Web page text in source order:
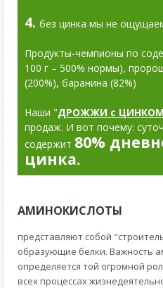
4. без цинка мы не
Продукты-чемпионы по
100 г – 500% нормы),
(200%), баранина (82%)
Наши "ДРОЖЖИ с ЦИНКОМ
продаж. И вот почему:
содержит 80%
цинка.
АМИНОКИСЛОТЫ
представляют собой
образующие белки. Важность
определяется той огромной
всех процессах